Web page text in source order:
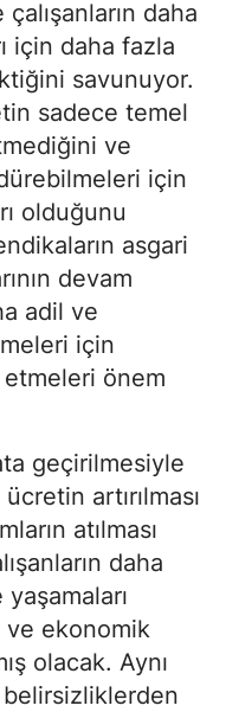
daha
için daha fazla
savunuyor.
sadece temel
ve
için
olduğunu
asgari
devam
adil ve
için
önem
geçirilmesiyle
artırılması
atılması
daha
ve ekonomik
olacak. Aynı